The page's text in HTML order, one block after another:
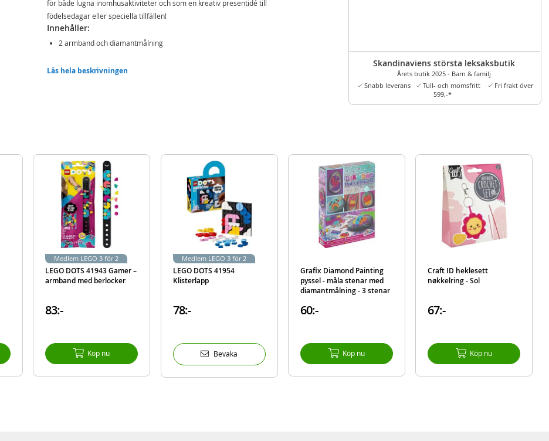
Skandinaviens största leksaksbutik
Årets butik 2025 - Barn & familj
Snabb leverans
Tull- och momsfritt
Fri frakt över
599,-*
för både lugna inomhusaktiviteter och som en kreativ presentidé till
födelsedagar eller speciella tillfällen!
Innehåller:
2 armband och diamantmålning
Detaljer:
Läs hela beskrivningen
LEGO DOTS 41943 Gamer –
armband med berlocker
83:-
Köp nu
Medlem LEGO 3 för 2
LEGO DOTS 41954
Klisterlapp
78:-
Bevaka
Medlem LEGO 3 för 2
Grafix Diamond Painting
pyssel - måla stenar med
diamantmålning - 3 stenar
60:-
Köp nu
Craft ID heklesett
nøkkelring - Sol
67:-
Köp nu